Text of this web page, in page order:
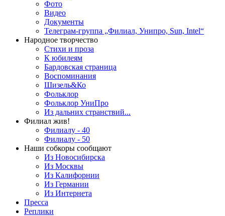
Фото
Видео
Документы
Телеграм-группа „Филиал, Унипро, Sun, Intel“
Народное творчество
Стихи и проза
К юбилеям
Бардовская страница
Воспоминания
Шизель&Ко
Фольклор
Фольклор УниПро
Из дальних странствий...
Филиал жив!
Филиалу - 40
Филиалу - 50
Наши собкоры сообщают
Из Новосибирска
Из Москвы
Из Калифорнии
Из Германии
Из Интернета
Пресса
Реплики